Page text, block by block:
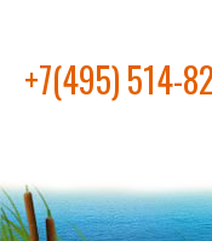
+7(495) 514-